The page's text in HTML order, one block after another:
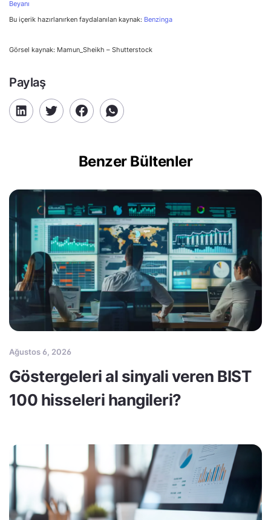
Beyanı
Bu içerik hazırlanırken faydalanılan kaynak: Benzinga
Görsel kaynak: Mamun_Sheikh – Shutterstock
Paylaş
Benzer Bültenler
Ağustos 6, 2026
Göstergeleri al sinyali veren BIST
100 hisseleri hangileri?